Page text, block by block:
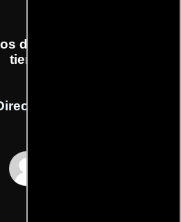
de la película Amor en
tierra